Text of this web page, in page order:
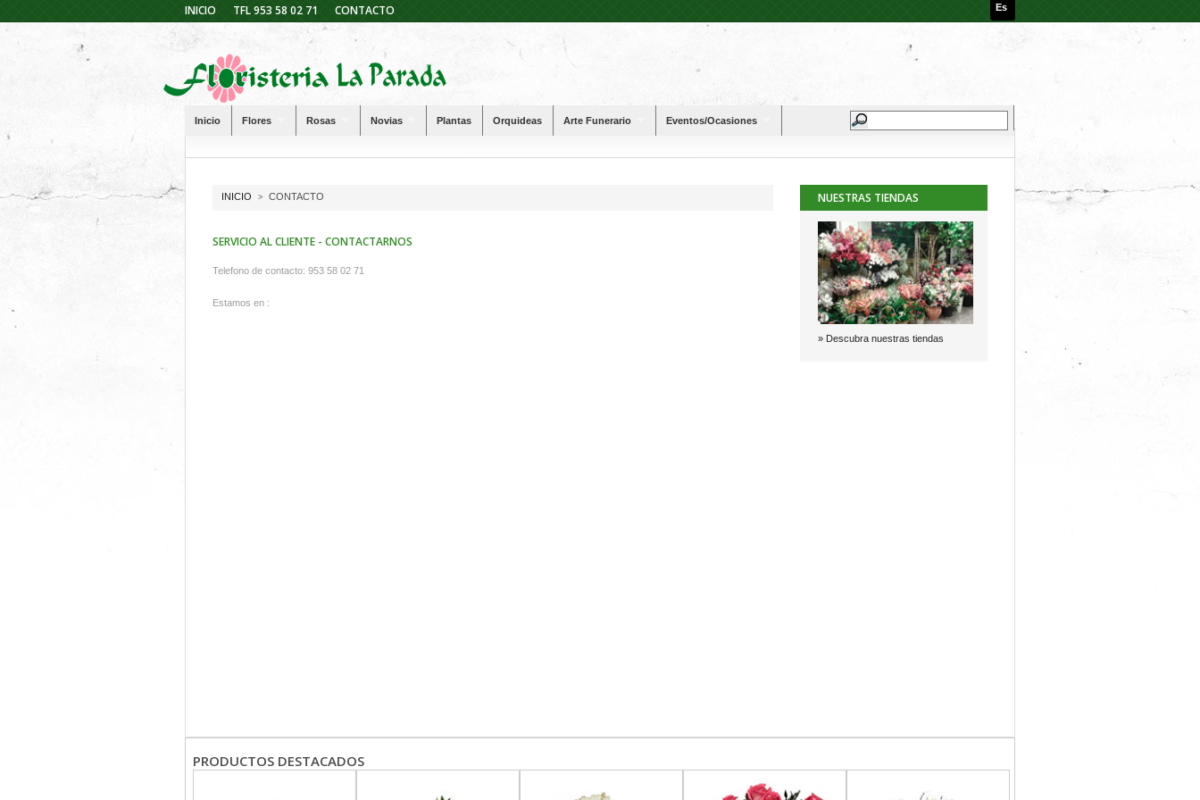
INICIO TFL 953 58 02 71 CONTACTO Es
Inicio Flores Rosas Novias Plantas Orquideas Arte Funerario Eventos/Ocasiones
INICIO > CONTACTO
SERVICIO AL CLIENTE - CONTACTARNOS
Telefono de contacto: 953 58 02 71
Estamos en :
NUESTRAS TIENDAS
» Descubra nuestras tiendas
PRODUCTOS DESTACADOS